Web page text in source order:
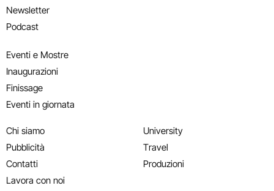
Newsletter
Podcast
Eventi e Mostre
Inaugurazioni
Finissage
Eventi in giornata
Chi siamo
Pubblicità
Contatti
Lavora con noi
University
Travel
Produzioni